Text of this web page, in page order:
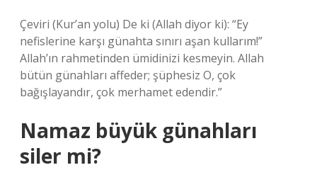
Çeviri (Kur’an yolu) De ki (Allah diyor ki): “Ey
nefislerine karşı günahta sınırı aşan kullarım!”
Allah’ın rahmetinden ümidinizi kesmeyin. Allah
bütün günahları affeder; şüphesiz O, çok
bağışlayandır, çok merhamet edendir.”
Namaz büyük günahları
siler mi?